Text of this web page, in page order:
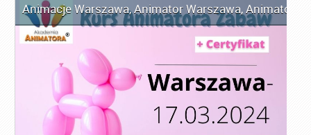
Animacje Warszawa,Animator Warszawa,Animator